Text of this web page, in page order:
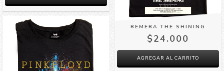
REMERA THE SHINING
$24.000
AGREGAR AL CARRITO